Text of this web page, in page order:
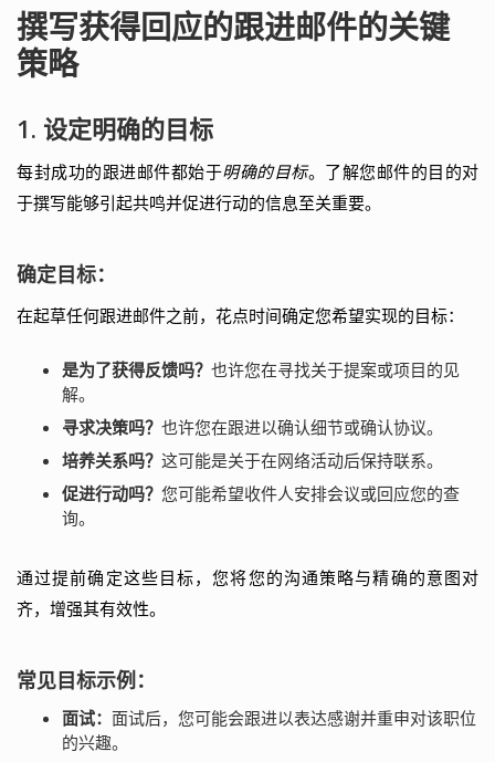
撰写获得回应的跟进邮件的关键
策略
1. 设定明确的目标
每封成功的跟进邮件都始于明确的目标。了解您邮件的目的对
于撰写能够引起共鸣并促进行动的信息至关重要。
确定目标：
在起草任何跟进邮件之前，花点时间确定您希望实现的目标：
是为了获得反馈吗？ 也许您在寻找关于提案或项目的见
解。
寻求决策吗？ 也许您在跟进以确认细节或确认协议。
培养关系吗？ 这可能是关于在网络活动后保持联系。
促进行动吗？ 您可能希望收件人安排会议或回应您的查
询。
通过提前确定这些目标，您将您的沟通策略与精确的意图对
齐，增强其有效性。
常见目标示例：
面试： 面试后，您可能会跟进以表达感谢并重申对该职位
的兴趣。